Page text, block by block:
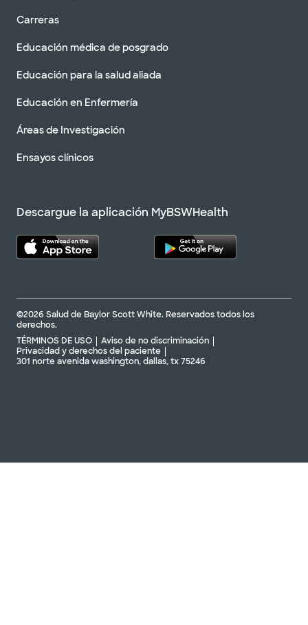
Carreras
Educación médica de posgrado
Educación para la salud aliada
Educación en Enfermería
Áreas de Investigación
Ensayos clínicos
Descargue la aplicación MyBSWHealth
©2026 Salud de Baylor Scott White. Reservados todos los
derechos.
TÉRMINOS DE USO
Aviso de no discriminación
Privacidad y derechos del paciente
301 norte avenida washington, dallas, tx 75246